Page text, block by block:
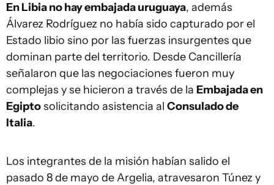
En Libia no hay embajada uruguaya, además
Álvarez Rodríguez no había sido capturado por el
Estado libio sino por las fuerzas insurgentes que
dominan parte del territorio. Desde Cancillería
señalaron que las negociaciones fueron muy
complejas y se hicieron a través de la Embajada en
Egiptosolicitando asistencia al Consulado de
Italia.
Los integrantes de la misión habían salido el
pasado 8 de mayo de Argelia, atravesaron Túnez y